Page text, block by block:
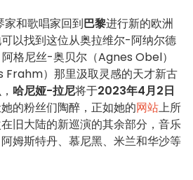
和歌唱家回到巴黎进行新的欧洲
以找到这位从奥拉维尔-阿纳尔德
格尼丝-奥贝尔（Agnes Obel）
Frahm）那里汲取灵感的天才新古
哈尼娅-拉尼将于2023年4月2日
的粉丝们陶醉，正如她的网站上所
旧大陆的新巡演的其余部分，音乐
姆斯特丹、慕尼黑、米兰和华沙等